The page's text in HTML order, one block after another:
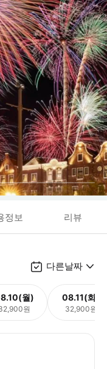
정보 리뷰
다른날짜
월)
원
08.11(화)
32,900원